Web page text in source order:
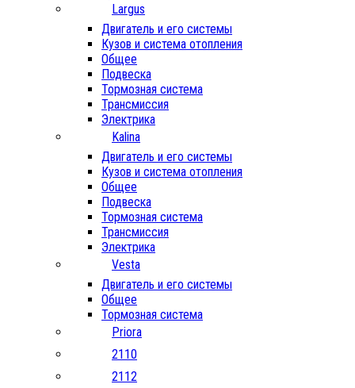
Largus
Двигатель и его системы
Кузов и система отопления
Общее
Подвеска
Тормозная система
Трансмиссия
Электрика
Kalina
Двигатель и его системы
Кузов и система отопления
Общее
Подвеска
Тормозная система
Трансмиссия
Электрика
Vesta
Двигатель и его системы
Общее
Тормозная система
Priora
2110
2112